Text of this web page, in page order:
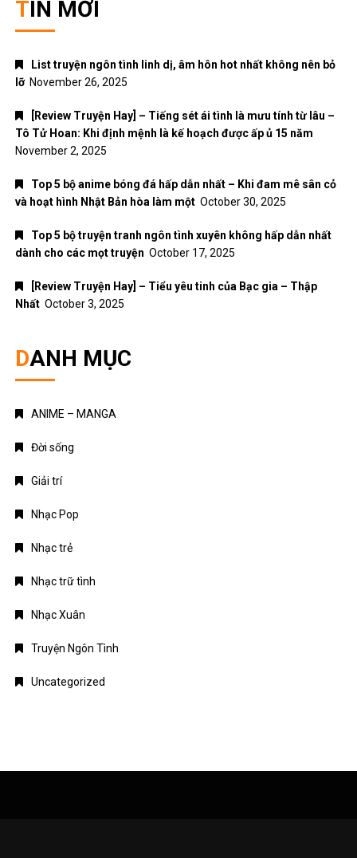
TIN MỚI
List truyện ngôn tình linh dị, âm hôn hot nhất không nên bỏ
lỡ November 26, 2025
[Review Truyện Hay] – Tiếng sét ái tình là mưu tính từ lâu –
Tô Tử Hoan: Khi định mệnh là kế hoạch được ấp ủ 15 năm
November 2, 2025
Top 5 bộ anime bóng đá hấp dẫn nhất – Khi đam mê sân cỏ
và hoạt hình Nhật Bản hòa làm một October 30, 2025
Top 5 bộ truyện tranh ngôn tình xuyên không hấp dẫn nhất
dành cho các mọt truyện October 17, 2025
[Review Truyện Hay] – Tiểu yêu tinh của Bạc gia – Thập
Nhất October 3, 2025
DANH MỤC
ANIME – MANGA
Đời sống
Giải trí
Nhạc Pop
Nhạc trẻ
Nhạc trữ tình
Nhạc Xuân
Truyện Ngôn Tình
Uncategorized